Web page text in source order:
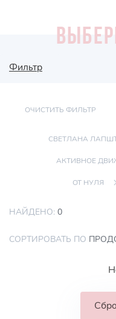
Фильтр
ОЧИСТИТЬ ФИЛЬТР
СВЕТЛАНА
АКТИВНОЕ
ОТ НУЛЯ
НАЙДЕНО: 0
СОРТИРОВАТЬ ПО